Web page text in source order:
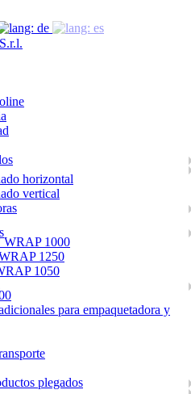
horizontal
vertical
1000
1250
1050
para empaquetadora y
plegados